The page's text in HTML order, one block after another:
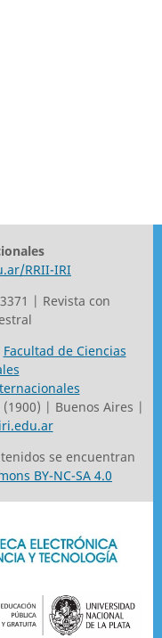
RRII-IRI
| Revista con
Facultad de Ciencias
(1900) | Buenos Aires |
se encuentran
BY-NC-SA 4.0